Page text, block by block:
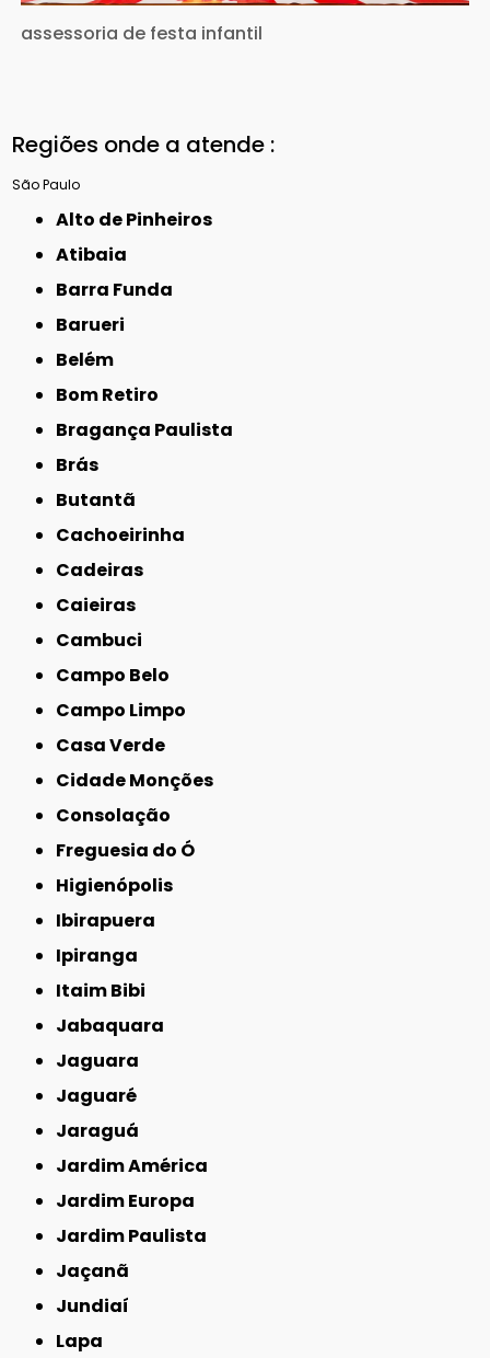
assessoria de festa infantil
Regiões onde a atende :
São Paulo
Alto de Pinheiros
Atibaia
Barra Funda
Barueri
Belém
Bom Retiro
Bragança Paulista
Brás
Butantã
Cachoeirinha
Cadeiras
Caieiras
Cambuci
Campo Belo
Campo Limpo
Casa Verde
Cidade Monções
Consolação
Freguesia do Ó
Higienópolis
Ibirapuera
Ipiranga
Itaim Bibi
Jabaquara
Jaguara
Jaguaré
Jaraguá
Jardim América
Jardim Europa
Jardim Paulista
Jaçanã
Jundiaí
Lapa